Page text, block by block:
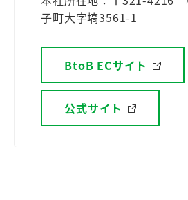
子町大字塙3561-1
BtoB ECサイト
公式サイト